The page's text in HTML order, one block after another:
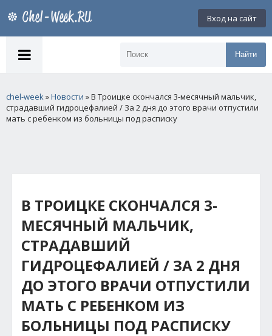
Вход на сайт
Найти
chel-week»Новости » В Троицке скончался 3-месячный мальчик,
страдавший гидроцефалией / За 2 дня до этого врачи отпустили
мать с ребенком из больницы под расписку
В ТРОИЦКЕ СКОНЧАЛСЯ 3-
МЕСЯЧНЫЙ МАЛЬЧИК,
СТРАДАВШИЙ
ГИДРОЦЕФАЛИЕЙ / ЗА 2 ДНЯ
ДО ЭТОГО ВРАЧИ ОТПУСТИЛИ
МАТЬ С РЕБЕНКОМ ИЗ
БОЛЬНИЦЫ ПОД РАСПИСКУ